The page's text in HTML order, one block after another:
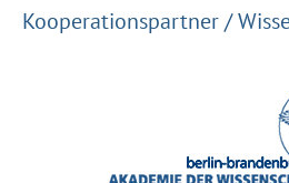
Kooperationspartner /